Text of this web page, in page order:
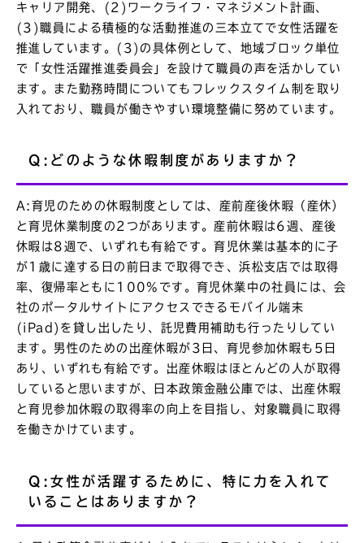
キャリア開発、(2)ワークライフ・マネジメント計画、
(3)職員による積極的な活動推進の三本立てで女性活躍を
推進しています。(3)の具体例として、地域ブロック単位
で「女性活躍推進委員会」を設けて職員の声を活かしてい
ます。また勤務時間についてもフレックスタイム制を取り
入れており、職員が働きやすい環境整備に努めています。
Q:どのような休暇制度がありますか？
A:育児のための休暇制度としては、産前産後休暇（産休）
と育児休業制度の2つがあります。産前休暇は6週、産後
休暇は8週で、いずれも有給です。育児休業は基本的に子
が1歳に達する日の前日まで取得でき、浜松支店では取得
率、復帰率ともに100%です。育児休業中の社員には、会
社のポータルサイトにアクセスできるモバイル端末
(iPad)を貸し出したり、託児費用補助も行ったりしてい
ます。男性のための出産休暇が3日、育児参加休暇も5日
あり、いずれも有給です。出産休暇はほとんどの人が取得
していると思いますが、日本政策金融公庫では、出産休暇
と育児参加休暇の取得率の向上を目指し、対象職員に取得
を働きかけています。
Q:女性が活躍するために、特に力を入れて
いることはありますか？